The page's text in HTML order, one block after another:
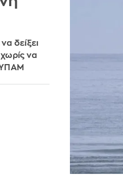
δείξει
να
ΥΠΑΜ